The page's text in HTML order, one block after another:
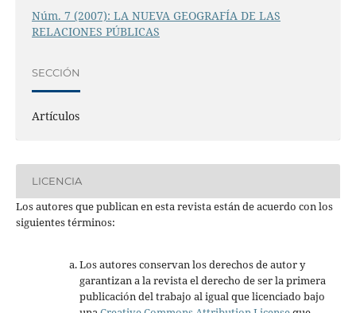
Núm. 7 (2007): LA NUEVA GEOGRAFÍA DE LAS
RELACIONES PÚBLICAS
SECCIÓN
Artículos
LICENCIA
Los autores que publican en esta revista están de acuerdo con los
siguientes términos:
Los autores conservan los derechos de autor y
garantizan a la revista el derecho de ser la primera
publicación del trabajo al igual que licenciado bajo